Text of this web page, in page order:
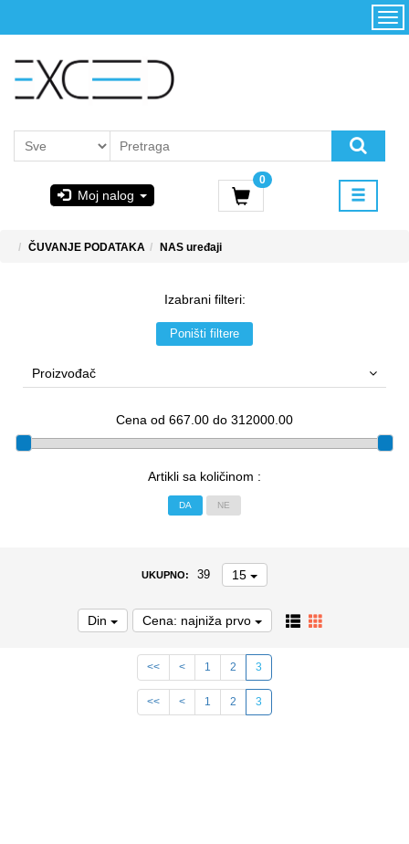
Moj nalog
0
Početna
korišćenja i
ČUVANJE PODATAKA NAS uređaji
Izabrani filteri:
Poništi filtere
Proizvođač
Cena od 667.00 do 312000.00
Artikli sa količinom :
DA NE
UKUPNO: 39 15
Din Cena: najniža prvo
<< < 1 2 3
<< < 1 2 3